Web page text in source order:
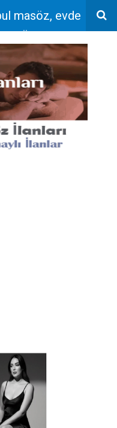
masöz, evde